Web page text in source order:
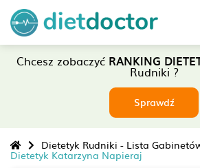
Chcesz zobaczyć RANKING
Rudniki ?
Sprawdź
Dietetyk Rudniki - Lista
Dietetyk Katarzyna Napieraj